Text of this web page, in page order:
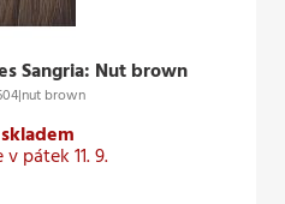
Sangria: Nut brown
brown
pátek 11. 9.